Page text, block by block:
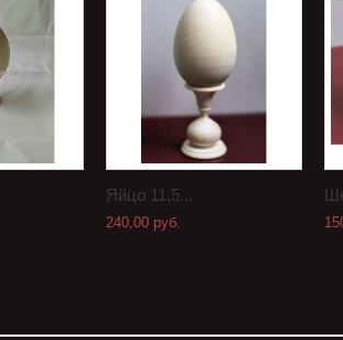
Яйцо 11,5...
240,00 руб.